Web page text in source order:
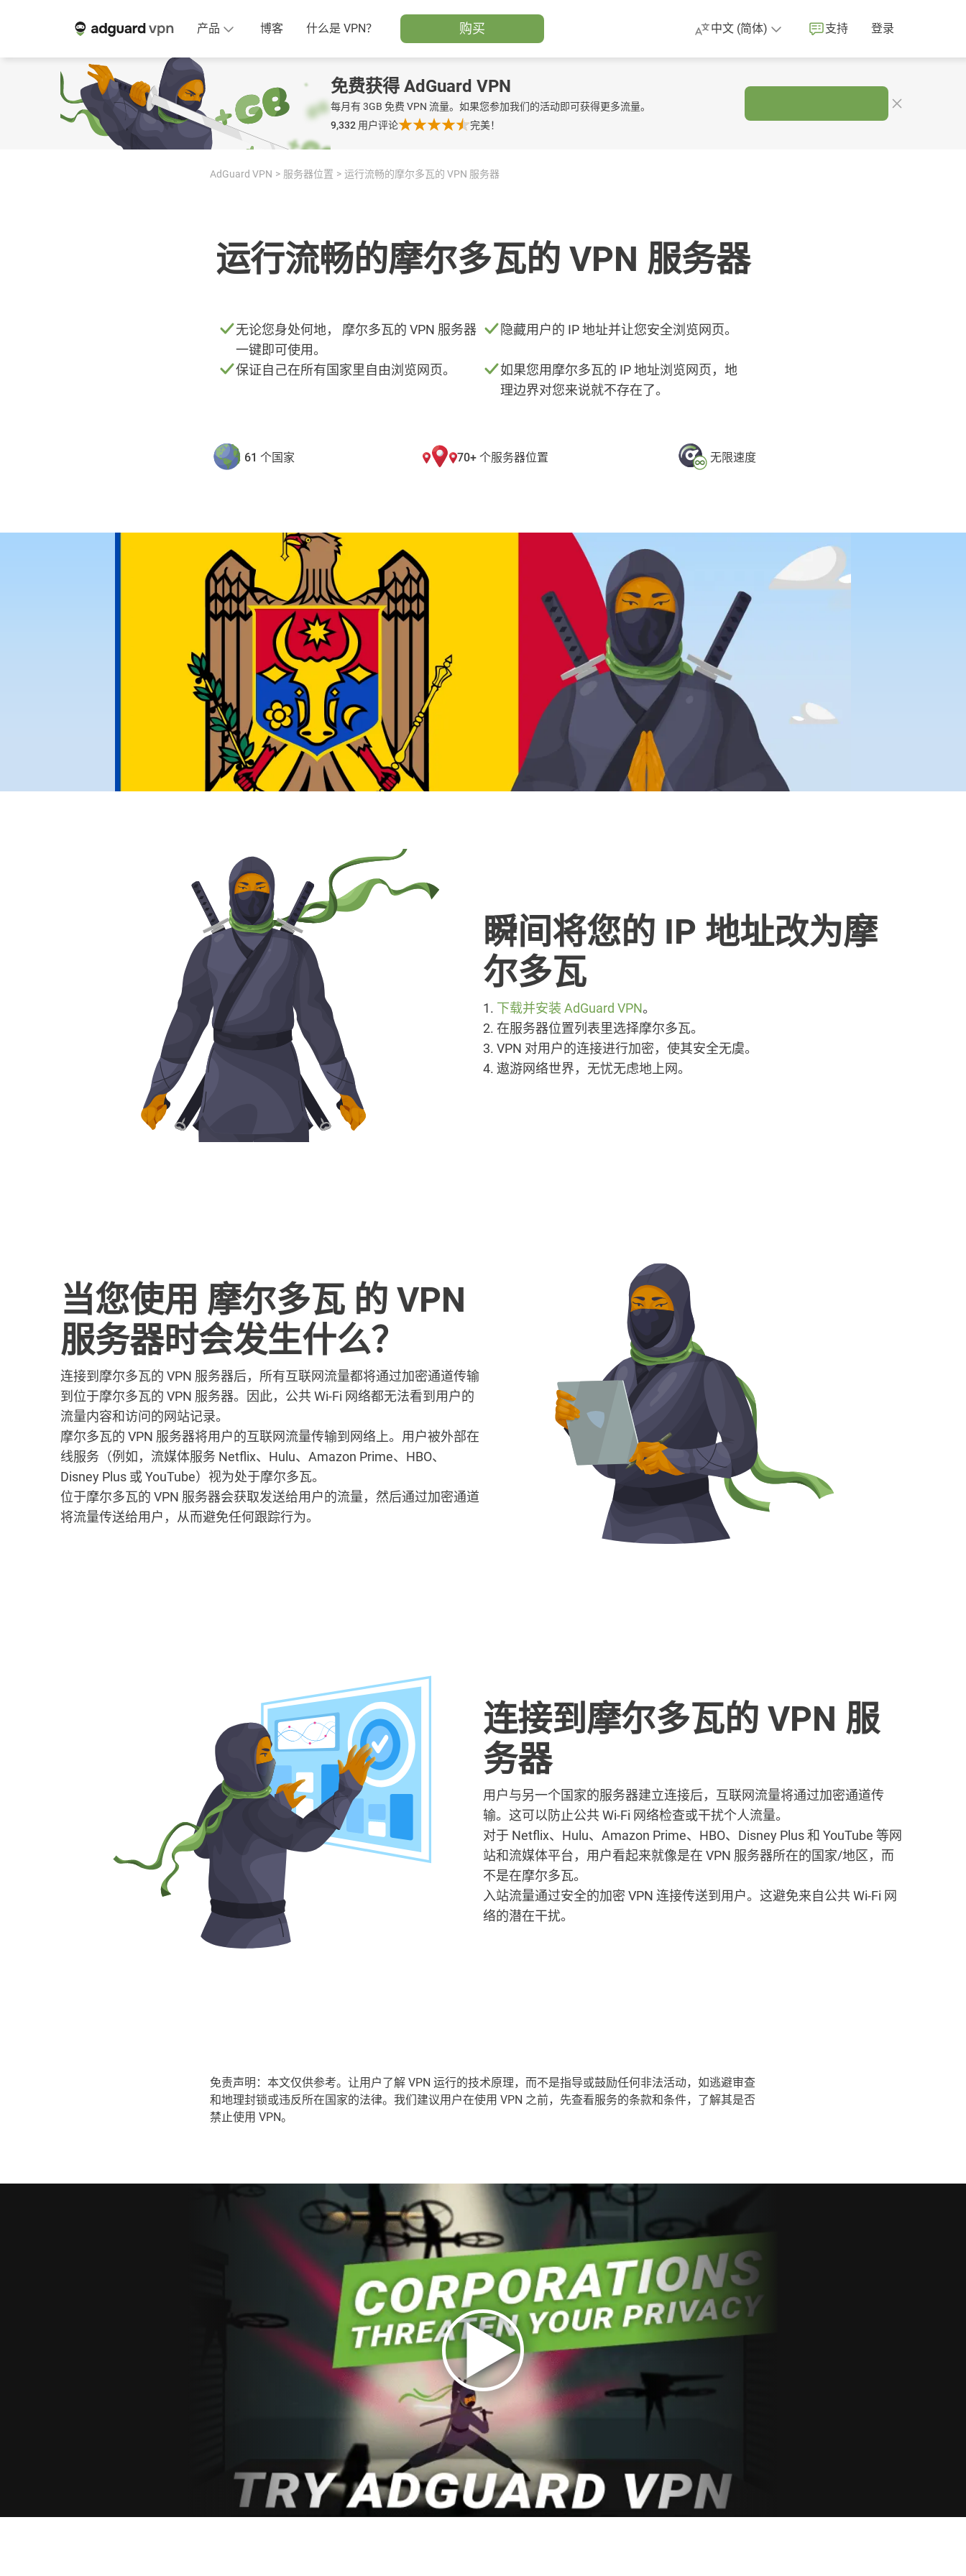
产品 博客 什么是 VPN？ 购买 中文 (简体) 支持 登录
免费获得 AdGuard VPN
每月有 3GB 免费 VPN 流量。如果您参加我们的活动即可获得更多流量。
9,332 用户评论 完美！
AdGuard VPN 服务器位置 运行流畅的摩尔多瓦的 VPN 服务器
运行流畅的摩尔多瓦的 VPN 服务器
无论您身处何地， 摩尔多瓦的 VPN 服务器
一键即可使用。
隐藏用户的 IP 地址并让您安全浏览网页。
保证自己在所有国家里自由浏览网页。
如果您用摩尔多瓦的 IP 地址浏览网页，地
理边界对您来说就不存在了。
61 个国家 70+ 个服务器位置 无限速度
瞬间将您的 IP 地址改为摩
尔多瓦
1. 下载并安装 AdGuard VPN。
2. 在服务器位置列表里选择摩尔多瓦。
3. VPN 对用户的连接进行加密，使其安全无虞。
4. 遨游网络世界，无忧无虑地上网。
当您使用 摩尔多瓦 的 VPN
服务器时会发生什么？
连接到摩尔多瓦的 VPN 服务器后，所有互联网流量都将通过加密通道传输
到位于摩尔多瓦的 VPN 服务器。因此，公共 Wi-Fi 网络都无法看到用户的
流量内容和访问的网站记录。
摩尔多瓦的 VPN 服务器将用户的互联网流量传输到网络上。用户被外部在
线服务（例如，流媒体服务 Netflix、Hulu、Amazon Prime、HBO、
Disney Plus 或 YouTube）视为处于摩尔多瓦。
位于摩尔多瓦的 VPN 服务器会获取发送给用户的流量，然后通过加密通道
将流量传送给用户，从而避免任何跟踪行为。
连接到摩尔多瓦的 VPN 服
务器
用户与另一个国家的服务器建立连接后，互联网流量将通过加密通道传
输。这可以防止公共 Wi-Fi 网络检查或干扰个人流量。
对于 Netflix、Hulu、Amazon Prime、HBO、Disney Plus 和 YouTube 等网
站和流媒体平台，用户看起来就像是在 VPN 服务器所在的国家/地区，而
不是在摩尔多瓦。
入站流量通过安全的加密 VPN 连接传送到用户。这避免来自公共 Wi-Fi 网
络的潜在干扰。
免责声明：本文仅供参考。让用户了解 VPN 运行的技术原理，而不是指导或鼓励任何非法活动，如逃避审查
和地理封锁或违反所在国家的法律。我们建议用户在使用 VPN 之前，先查看服务的条款和条件，了解其是否
禁止使用 VPN。